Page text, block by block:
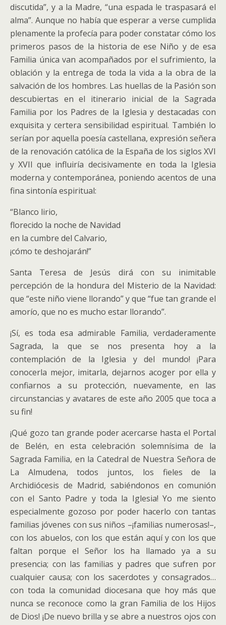
discutida”, y a la Madre, “una espada le traspasará el
alma”. Aunque no había que esperar a verse cumplida
plenamente la profecía para poder constatar cómo los
primeros pasos de la historia de ese Niño y de esa
Familia única van acompañados por el sufrimiento, la
oblación y la entrega de toda la vida a la obra de la
salvación de los hombres. Las huellas de la Pasión son
descubiertas en el itinerario inicial de la Sagrada
Familia por los Padres de la Iglesia y destacadas con
exquisita y certera sensibilidad espiritual. También lo
serían por aquella poesía castellana, expresión señera
de la renovación católica de la España de los siglos XVI
y XVII que influiría decisivamente en toda la Iglesia
moderna y contemporánea, poniendo acentos de una
fina sintonía espiritual:
“Blanco lirio,
florecido la noche de Navidad
en la cumbre del Calvario,
¡cómo te deshojarán!”
Santa Teresa de Jesús dirá con su inimitable
percepción de la hondura del Misterio de la Navidad:
que “este niño viene llorando” y que “fue tan grande el
amorío, que no es mucho estar llorando”.
¡Sí, es toda esa admirable Familia, verdaderamente
Sagrada, la que se nos presenta hoy a la
contemplación de la Iglesia y del mundo! ¡Para
conocerla mejor, imitarla, dejarnos acoger por ella y
confiarnos a su protección, nuevamente, en las
circunstancias y avatares de este año 2005 que toca a
su fin!
¡Qué gozo tan grande poder acercarse hasta el Portal
de Belén, en esta celebración solemnísima de la
Sagrada Familia, en la Catedral de Nuestra Señora de
La Almudena, todos juntos, los fieles de la
Archidiócesis de Madrid, sabiéndonos en comunión
con el Santo Padre y toda la Iglesia! Yo me siento
especialmente gozoso por poder hacerlo con tantas
familias jóvenes con sus niños –¡familias numerosas!–,
con los abuelos, con los que están aquí y con los que
faltan porque el Señor los ha llamado ya a su
presencia; con las familias y padres que sufren por
cualquier causa; con los sacerdotes y consagrados…
con toda la comunidad diocesana que hoy más que
nunca se reconoce como la gran Familia de los Hijos
de Dios! ¡De nuevo brilla y se abre a nuestros ojos con